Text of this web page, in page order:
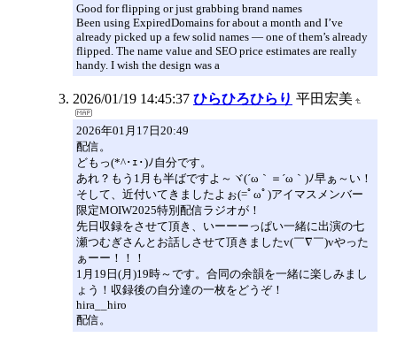
Good for flipping or just grabbing brand names
Been using ExpiredDomains for about a month and I’ve
already picked up a few solid names — one of them’s already
flipped. The name value and SEO price estimates are really
handy. I wish the design was a
2026/01/19 14:45:37 ひらひろひらり 平田宏美
2026年01月17日20:49
配信。
どもっ(*^･ｪ･)ﾉ自分です。
あれ？もう1月も半ばですよ～ヾ(´ω｀＝´ω｀)ﾉ早ぁ～い！
そして、近付いてきましたよぉ(=ﾟωﾟ)アイマスメンバー
限定MOIW2025特別配信ラジオが！
先日収録をさせて頂き、いーーーっぱい一緒に出演の七
瀬つむぎさんとお話しさせて頂きましたv(￣∇￣)vやった
ぁーー！！！
1月19日(月)19時～です。合同の余韻を一緒に楽しみまし
ょう！収録後の自分達の一枚をどうぞ！
hira__hiro
配信。